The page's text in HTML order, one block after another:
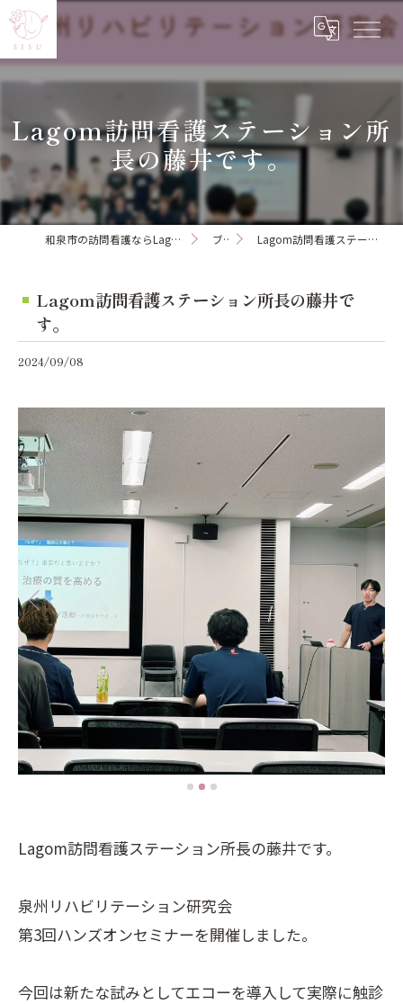
Lagom訪問看護ステーション所
長の藤井です。
和泉市の訪問看護ならLagom訪問看護ステーション ブログ Lagom訪問看護ステーション所長の藤井です。
Lagom訪問看護ステーション所長の藤井で
す。
2024/09/08
Lagom訪問看護ステーション所長の藤井です。
泉州リハビリテーション研究会
第3回ハンズオンセミナーを開催しました。
今回は新たな試みとしてエコーを導入して実際に触診